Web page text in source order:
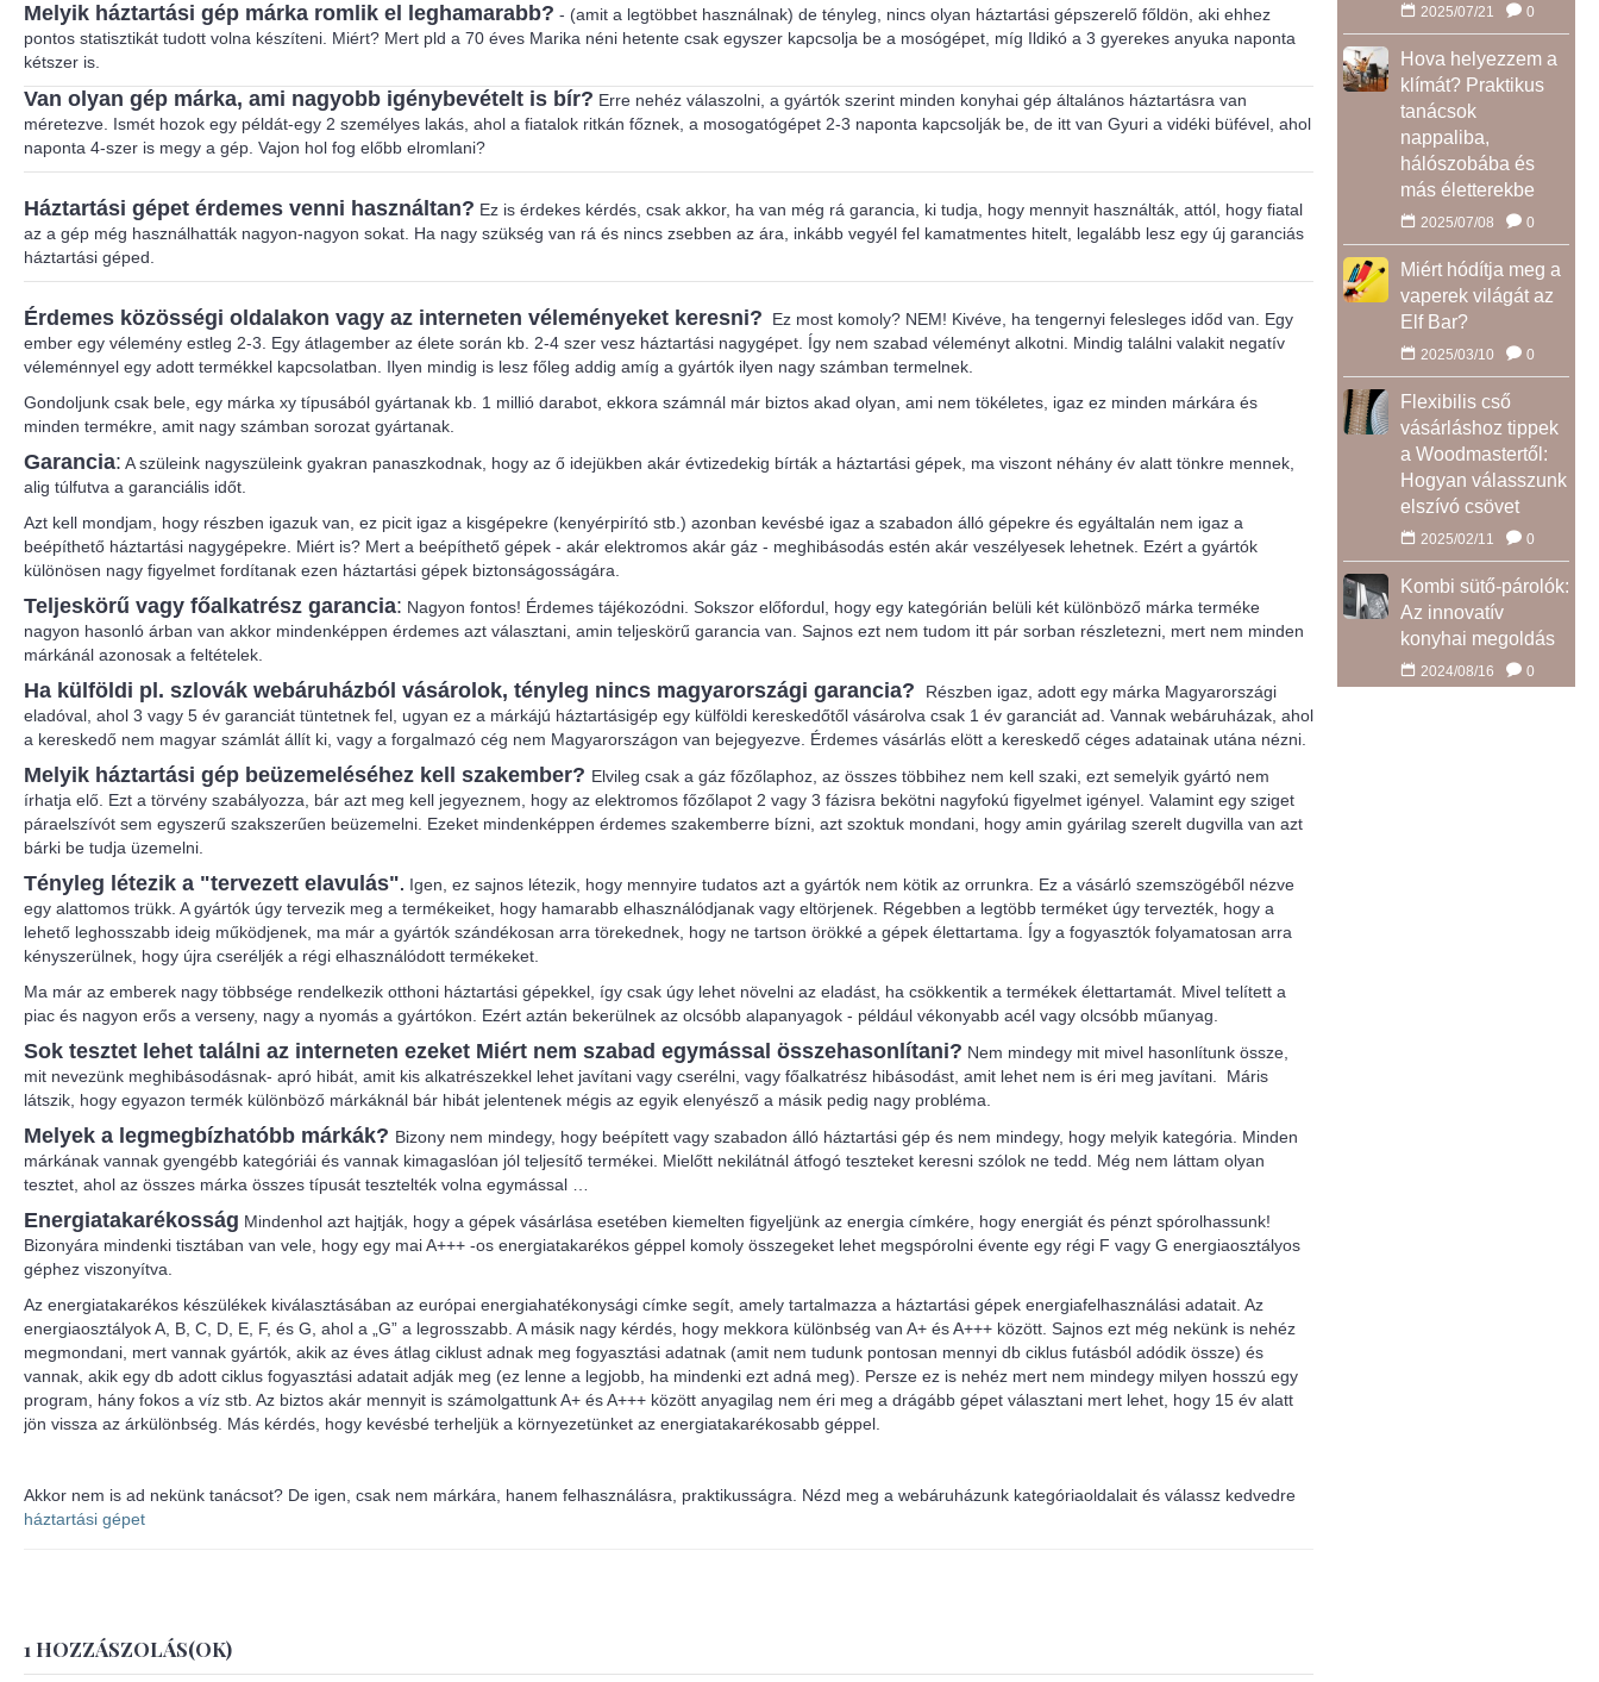
2025/07/21 0
Hova helyezzem a
klímát? Praktikus
tanácsok
nappaliba,
hálószobába és
más életterekbe
2025/07/08 0
Miért hódítja meg a
vaperek világát az
Elf Bar?
2025/03/10 0
Flexibilis cső
vásárláshoz tippek
a Woodmastertől:
Hogyan válasszunk
elszívó csövet
2025/02/11 0
Kombi sütő-párolók:
Az innovatív
konyhai megoldás
2024/08/16 0
Melyik háztartási gép márka romlik el leghamarabb? - (amit a legtöbbet használnak) de tényleg, nincs olyan háztartási gépszerelő főldön, aki ehhez
pontos statisztikát tudott volna készíteni. Miért? Mert pld a 70 éves Marika néni hetente csak egyszer kapcsolja be a mosógépet, míg Ildikó a 3 gyerekes anyuka naponta
kétszer is.
Van olyan gép márka, ami nagyobb igénybevételt is bír? Erre nehéz válaszolni, a gyártók szerint minden konyhai gép általános háztartásra van
méretezve. Ismét hozok egy példát-egy 2 személyes lakás, ahol a fiatalok ritkán főznek, a mosogatógépet 2-3 naponta kapcsolják be, de itt van Gyuri a vidéki büfével, ahol
naponta 4-szer is megy a gép. Vajon hol fog előbb elromlani?
Háztartási gépet érdemes venni használtan? Ez is érdekes kérdés, csak akkor, ha van még rá garancia, ki tudja, hogy mennyit használták, attól, hogy fiatal
az a gép még használhatták nagyon-nagyon sokat. Ha nagy szükség van rá és nincs zsebben az ára, inkább vegyél fel kamatmentes hitelt, legalább lesz egy új garanciás
háztartási géped.
Érdemes közösségi oldalakon vagy az interneten véleményeket keresni? Ez most komoly? NEM! Kivéve, ha tengernyi felesleges időd van. Egy
ember egy vélemény estleg 2-3. Egy átlagember az élete során kb. 2-4 szer vesz háztartási nagygépet. Így nem szabad véleményt alkotni. Mindig találni valakit negatív
véleménnyel egy adott termékkel kapcsolatban. Ilyen mindig is lesz főleg addig amíg a gyártók ilyen nagy számban termelnek.
Gondoljunk csak bele, egy márka xy típusából gyártanak kb. 1 millió darabot, ekkora számnál már biztos akad olyan, ami nem tökéletes, igaz ez minden márkára és
minden termékre, amit nagy számban sorozat gyártanak.
Garancia: A szüleink nagyszüleink gyakran panaszkodnak, hogy az ő idejükben akár évtizedekig bírták a háztartási gépek, ma viszont néhány év alatt tönkre mennek,
alig túlfutva a garanciális időt.
Azt kell mondjam, hogy részben igazuk van, ez picit igaz a kisgépekre (kenyérpirító stb.) azonban kevésbé igaz a szabadon álló gépekre és egyáltalán nem igaz a
beépíthető háztartási nagygépekre. Miért is? Mert a beépíthető gépek - akár elektromos akár gáz - meghibásodás estén akár veszélyesek lehetnek. Ezért a gyártók
különösen nagy figyelmet fordítanak ezen háztartási gépek biztonságosságára.
Teljeskörű vagy főalkatrész garancia: Nagyon fontos! Érdemes tájékozódni. Sokszor előfordul, hogy egy kategórián belüli két különböző márka terméke
nagyon hasonló árban van akkor mindenképpen érdemes azt választani, amin teljeskörű garancia van. Sajnos ezt nem tudom itt pár sorban részletezni, mert nem minden
márkánál azonosak a feltételek.
Ha külföldi pl. szlovák webáruházból vásárolok, tényleg nincs magyarországi garancia?
Részben igaz, adott egy márka Magyarországi
eladóval, ahol 3 vagy 5 év garanciát tüntetnek fel, ugyan ez a márkájú háztartásigép egy külföldi kereskedőtől vásárolva csak 1 év garanciát ad. Vannak webáruházak, ahol
a kereskedő nem magyar számlát állít ki, vagy a forgalmazó cég nem Magyarországon van bejegyezve. Érdemes vásárlás elött a kereskedő céges adatainak utána nézni.
Melyik háztartási gép beüzemeléséhez kell szakember? Elvileg csak a gáz főzőlaphoz, az összes többihez nem kell szaki, ezt semelyik gyártó nem
írhatja elő. Ezt a törvény szabályozza, bár azt meg kell jegyeznem, hogy az elektromos főzőlapot 2 vagy 3 fázisra bekötni nagyfokú figyelmet igényel. Valamint egy sziget
páraelszívót sem egyszerű szakszerűen beüzemelni. Ezeket mindenképpen érdemes szakemberre bízni, azt szoktuk mondani, hogy amin gyárilag szerelt dugvilla van azt
bárki be tudja üzemelni.
Tényleg létezik a "tervezett elavulás". Igen, ez sajnos létezik, hogy mennyire tudatos azt a gyártók nem kötik az orrunkra. Ez a vásárló szemszögéből nézve
egy alattomos trükk. A gyártók úgy tervezik meg a termékeiket, hogy hamarabb elhasználódjanak vagy eltörjenek. Régebben a legtöbb terméket úgy tervezték, hogy a
lehető leghosszabb ideig működjenek, ma már a gyártók szándékosan arra törekednek, hogy ne tartson örökké a gépek élettartama. Így a fogyasztók folyamatosan arra
kényszerülnek, hogy újra cseréljék a régi elhasználódott termékeket.
Ma már az emberek nagy többsége rendelkezik otthoni háztartási gépekkel, így csak úgy lehet növelni az eladást, ha csökkentik a termékek élettartamát. Mivel telített a
piac és nagyon erős a verseny, nagy a nyomás a gyártókon. Ezért aztán bekerülnek az olcsóbb alapanyagok - például vékonyabb acél vagy olcsóbb műanyag.
Sok tesztet lehet találni az interneten ezeket Miért nem szabad egymással összehasonlítani? Nem mindegy mit mivel hasonlítunk össze,
mit nevezünk meghibásodásnak- apró hibát, amit kis alkatrészekkel lehet javítani vagy cserélni, vagy főalkatrész hibásodást, amit lehet nem is éri meg javítani. Máris
látszik, hogy egyazon termék különböző márkáknál bár hibát jelentenek mégis az egyik elenyésző a másik pedig nagy probléma.
Melyek a legmegbízhatóbb márkák? Bizony nem mindegy, hogy beépített vagy szabadon álló háztartási gép és nem mindegy, hogy melyik kategória. Minden
márkának vannak gyengébb kategóriái és vannak kimagaslóan jól teljesítő termékei. Mielőtt nekilátnál átfogó teszteket keresni szólok ne tedd. Még nem láttam olyan
tesztet, ahol az összes márka összes típusát tesztelték volna egymással …
Energiatakarékosság Mindenhol azt hajtják, hogy a gépek vásárlása esetében kiemelten figyeljünk az energia címkére, hogy energiát és pénzt spórolhassunk!
Bizonyára mindenki tisztában van vele, hogy egy mai A+++ -os energiatakarékos géppel komoly összegeket lehet megspórolni évente egy régi F vagy G energiaosztályos
géphez viszonyítva.
Az energiatakarékos készülékek kiválasztásában az európai energiahatékonysági címke segít, amely tartalmazza a háztartási gépek energiafelhasználási adatait. Az
energiaosztályok A, B, C, D, E, F, és G, ahol a „G” a legrosszabb. A másik nagy kérdés, hogy mekkora különbség van A+ és A+++ között. Sajnos ezt még nekünk is nehéz
megmondani, mert vannak gyártók, akik az éves átlag ciklust adnak meg fogyasztási adatnak (amit nem tudunk pontosan mennyi db ciklus futásból adódik össze) és
vannak, akik egy db adott ciklus fogyasztási adatait adják meg (ez lenne a legjobb, ha mindenki ezt adná meg). Persze ez is nehéz mert nem mindegy milyen hosszú egy
program, hány fokos a víz stb. Az biztos akár mennyit is számolgattunk A+ és A+++ között anyagilag nem éri meg a drágább gépet választani mert lehet, hogy 15 év alatt
jön vissza az árkülönbség. Más kérdés, hogy kevésbé terheljük a környezetünket az energiatakarékosabb géppel.
Akkor nem is ad nekünk tanácsot? De igen, csak nem márkára, hanem felhasználásra, praktikusságra. Nézd meg a webáruházunk kategóriaoldalait és válassz kedvedre
háztartási gépet
1 HOZZÁSZOLÁS(OK)